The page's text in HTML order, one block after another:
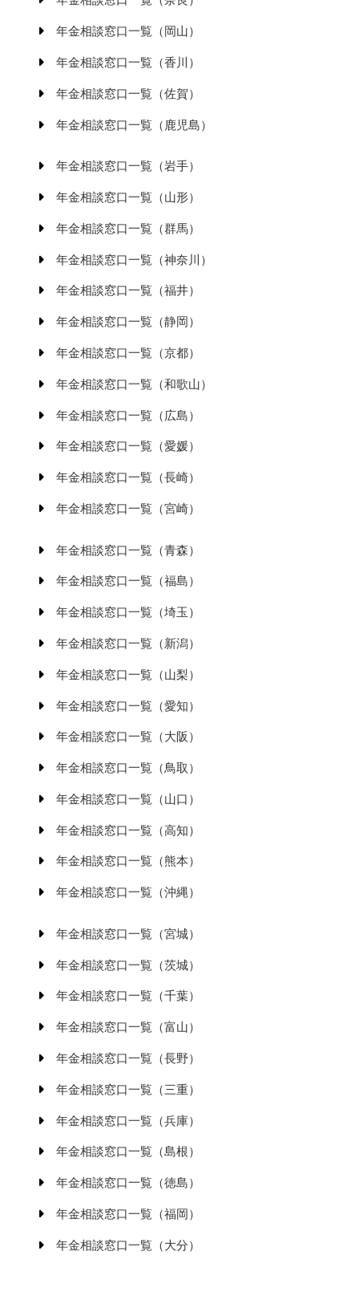
年金相談窓口一覧（岡山）
年金相談窓口一覧（香川）
年金相談窓口一覧（佐賀）
年金相談窓口一覧（鹿児島）
年金相談窓口一覧（岩手）
年金相談窓口一覧（山形）
年金相談窓口一覧（群馬）
年金相談窓口一覧（神奈川）
年金相談窓口一覧（福井）
年金相談窓口一覧（静岡）
年金相談窓口一覧（京都）
年金相談窓口一覧（和歌山）
年金相談窓口一覧（広島）
年金相談窓口一覧（愛媛）
年金相談窓口一覧（長崎）
年金相談窓口一覧（宮崎）
年金相談窓口一覧（青森）
年金相談窓口一覧（福島）
年金相談窓口一覧（埼玉）
年金相談窓口一覧（新潟）
年金相談窓口一覧（山梨）
年金相談窓口一覧（愛知）
年金相談窓口一覧（大阪）
年金相談窓口一覧（鳥取）
年金相談窓口一覧（山口）
年金相談窓口一覧（高知）
年金相談窓口一覧（熊本）
年金相談窓口一覧（沖縄）
年金相談窓口一覧（宮城）
年金相談窓口一覧（茨城）
年金相談窓口一覧（千葉）
年金相談窓口一覧（富山）
年金相談窓口一覧（長野）
年金相談窓口一覧（三重）
年金相談窓口一覧（兵庫）
年金相談窓口一覧（島根）
年金相談窓口一覧（徳島）
年金相談窓口一覧（福岡）
年金相談窓口一覧（大分）